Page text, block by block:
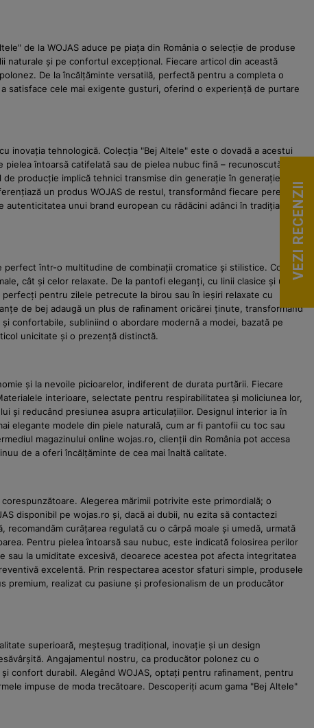
de la WOJAS aduce pe piața din România o selecție de produse
și pe confortul excepțional. Fiecare articol din această
De la încălțăminte versatilă, perfectă pentru a completa o
satisface cele mai exigente gusturi, oferind o experiență de purtare
inovația tehnologică. Colecția "Bej Altele" este o dovadă a acestui
întoarsă catifelată sau de pielea nubuc fină – recunoscută
producție implică tehnici transmise din generație în generație, de la
un produs WOJAS de restul, transformând fiecare pereche
unui brand european cu rădăcini adânci în tradiția
într-o multitudine de combinații cromatice și stilistice. Colecția
cât și celor relaxate. De la pantofi eleganți, cu linii clasice și un
pentru zilele petrecute la birou sau în ieșiri relaxate cu
de bej adaugă un plus de raﬁnament oricărei ținute, transformând
confortabile, subliniind o abordare modernă a modei, bazată pe
unicitate și o prezență distinctă.
și la nevoile picioarelor, indiferent de durata purtării. Fiecare
interioare, selectate pentru respirabilitatea și moliciunea lor,
și reducând presiunea asupra articulațiilor. Designul interior ia în
elegante modele din piele naturală, cum ar fi pantofii cu toc sau
magazinului online wojas.ro, clienții din România pot accesa
de a oferi încălțăminte de cea mai înaltă calitate.
Alegerea mărimii potrivite este primordială; o
disponibil pe wojas.ro și, dacă ai dubii, nu ezita să contactezi
curățarea regulată cu o cârpă moale și umedă, urmată
Pentru pielea întoarsă sau nubuc, este indicată folosirea perilor
sau la umiditate excesivă, deoarece acestea pot afecta integritatea
excelentă. Prin respectarea acestor sfaturi simple, produsele
premium, realizat cu pasiune și profesionalism de un producător
superioară, meșteșug tradițional, inovație și un design
Angajamentul nostru, ca producător polonez cu o
confort durabil. Alegând WOJAS, optați pentru raﬁnament, pentru
impuse de moda trecătoare. Descoperiți acum gama "Bej Altele"
VEZI RECENZII